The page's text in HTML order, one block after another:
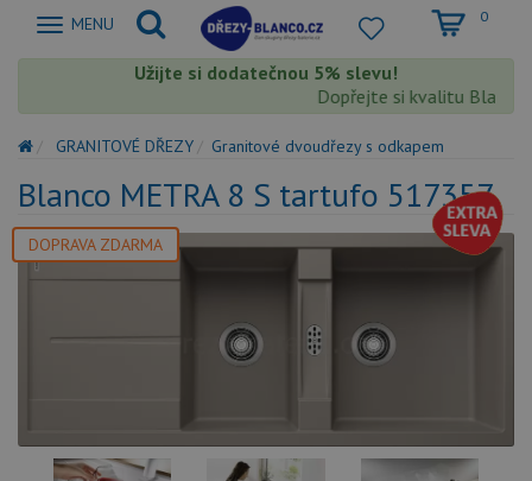
Zobrazit
MENU 0
Užijte si dodatečnou 5% slevu!
Dopřejte si kvalitu Blanco s
GRANITOVÉ DŘEZY Granitové dvoudřezy s odkapem
Blanco METRA 8 S tartufo 517357
DOPRAVA ZDARMA